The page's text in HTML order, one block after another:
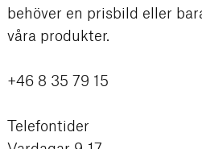
behöver en prisbild eller
våra produkter.
+46 8 35 79 15
Telefontider